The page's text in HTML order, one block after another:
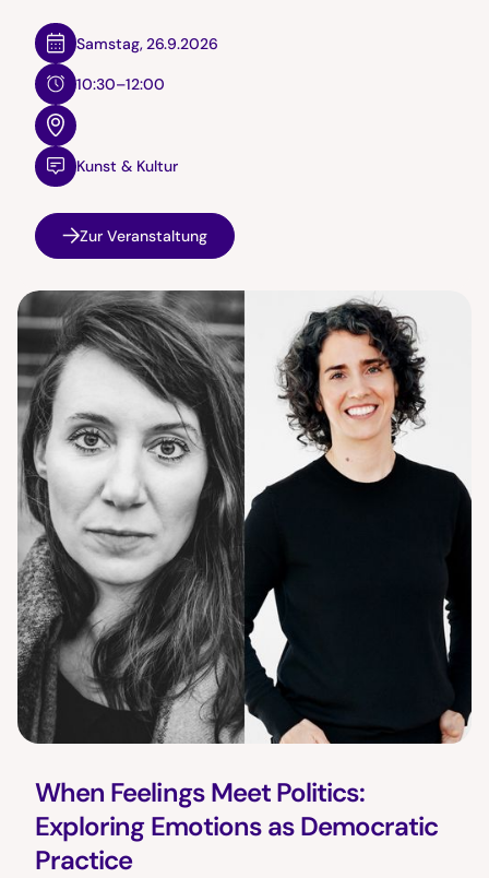
Samstag, 26.9.2026
10:30–12:00
Kunst & Kultur
Zur Veranstaltung
When Feelings Meet Politics:
Exploring Emotions as Democratic
Practice